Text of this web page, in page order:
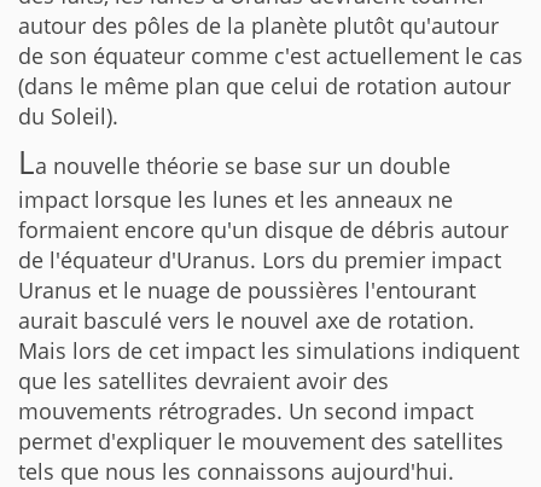
autour des pôles de la planète plutôt qu'autour
de son équateur comme c'est actuellement le cas
(dans le même plan que celui de rotation autour
du Soleil).
La nouvelle théorie se base sur un double
impact lorsque les lunes et les anneaux ne
formaient encore qu'un disque de débris autour
de l'équateur d'Uranus. Lors du premier impact
Uranus et le nuage de poussières l'entourant
aurait basculé vers le nouvel axe de rotation.
Mais lors de cet impact les simulations indiquent
que les satellites devraient avoir des
mouvements rétrogrades. Un second impact
permet d'expliquer le mouvement des satellites
tels que nous les connaissons aujourd'hui.